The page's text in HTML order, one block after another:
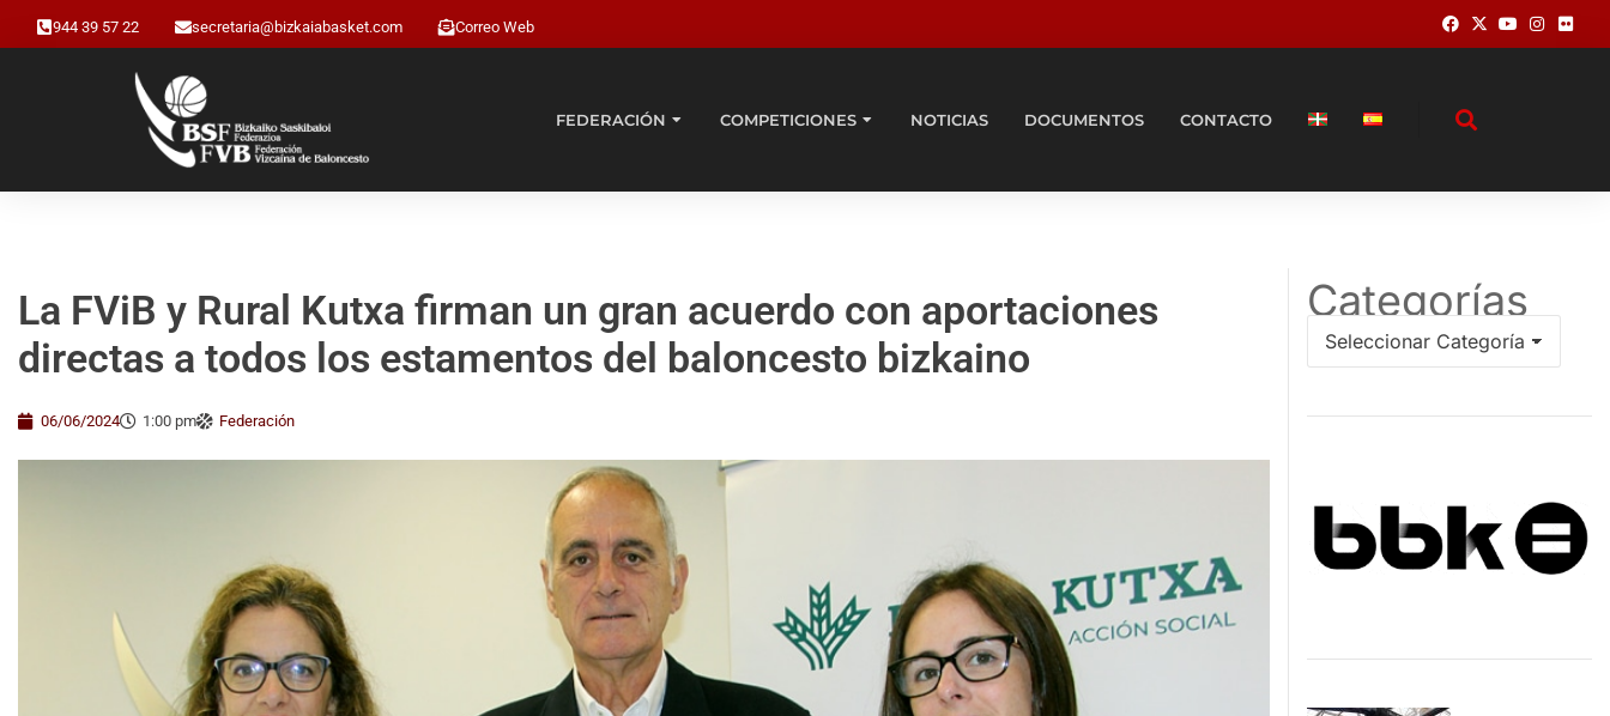
944 39 57 22 secretaria@bizkaiabasket.com Correo Web
FEDERACIÓN COMPETICIONES NOTICIAS DOCUMENTOS CONTACTO
La FViB y Rural Kutxa firman un gran acuerdo con aportaciones
directas a todos los estamentos del baloncesto bizkaino
06/06/2024 1:00 pm Federación
Categorías